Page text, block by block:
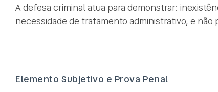
A defesa criminal atua para demonstrar:
necessidade de tratamento administrativo, e não
Elemento Subjetivo e Prova Penal